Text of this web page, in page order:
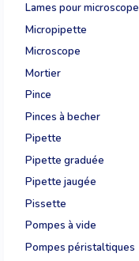
Lames pour microscope
Micropipette
Microscope
Mortier
Pince
Pinces à becher
Pipette
Pipette graduée
Pipette jaugée
Pissette
Pompes à vide
Pompes péristaltiques